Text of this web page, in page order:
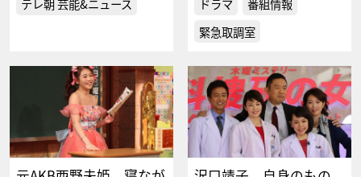
テレ朝 芸能&ニュース ドラマ
番組情報
緊急取調室